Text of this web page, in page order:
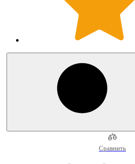
Сравнить